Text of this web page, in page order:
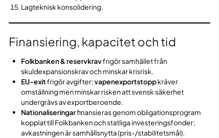
Lagteknisk konsolidering.
Finansiering, kapacitet och tid
Folkbanken & reservkravfrigör samhället från
skuldexpansionskrav och minskar krisrisk.
EU-exitfrigör avgifter;vapenexportstoppkräver
omställning men minskar risken att svensk säkerhet
undergrävs av exportberoende.
Nationaliseringarfinansieras genom obligationsprogram
kopplat till Folkbanken och statliga investeringsfonder;
avkastningen är samhällsnytta (pris-/stabilitetsmål).